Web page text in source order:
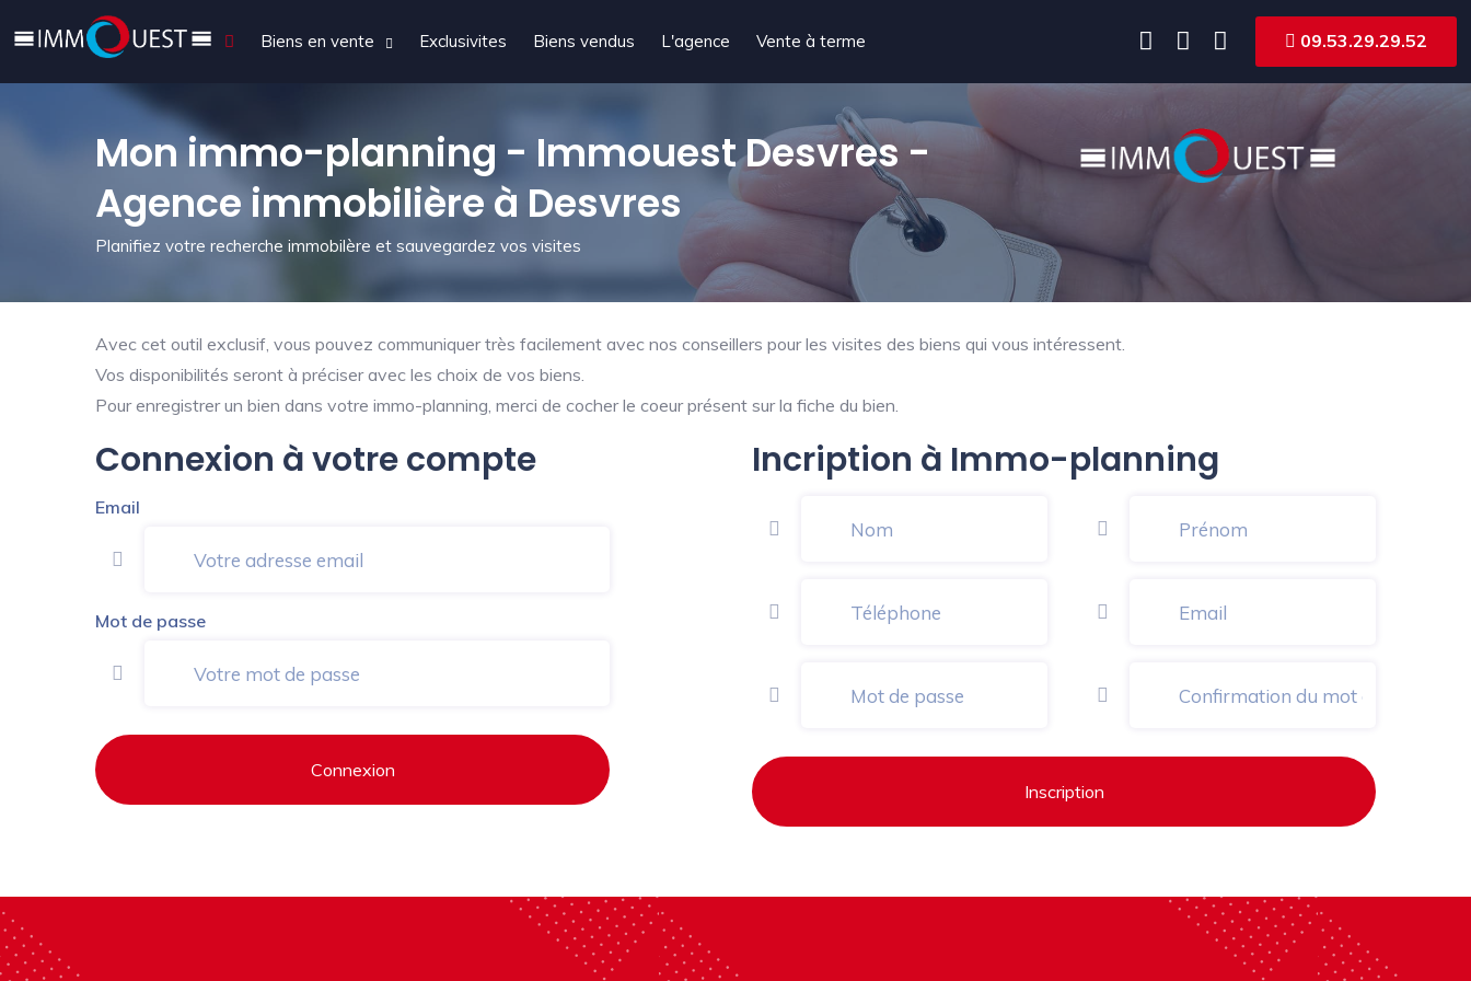
09.53.29.29.52
Biens en vente Exclusivites Biens vendus L'agence Vente à terme
Mon immo-planning - Immouest Desvres -
Agence immobilière à Desvres
Planifiez votre recherche immobilère et sauvegardez vos visites
Avec cet outil exclusif, vous pouvez communiquer très facilement avec nos conseillers pour les visites des biens qui vous intéressent.
Vos disponibilités seront à préciser avec les choix de vos biens.
Pour enregistrer un bien dans votre immo-planning, merci de cocher le coeur présent sur la fiche du bien.
Connexion à votre compte
Email
Mot de passe
Connexion
Incription à Immo-planning
Inscription